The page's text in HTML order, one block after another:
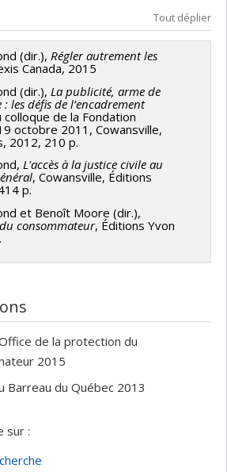
,Sophie Morin,Maryse Potvin,
Fabien Gélinas Pierre Issalys
Colette Brin,Christine Morin
Van Praagh,Daniel Jutras
Decio Coviello,Jean-François
Millerand ,Emmanuelle Bernheim
,Dominique Bernier
,Christiane Guay,Kheira Belhadj-
,Sébastien Grammond
, Sandrine Prom Tep
Azzaria
Brigitte Lefebvre,
,Catherine Piché,Martine Valois,
Marion Vacheret,Chloé Leclerc
Sallée,Pierre Claude Lafond
Cachecho,Marianne Quirouette
Bastien Quirion,Fabien Gélinas
, Daniel Jutras ,Angela Campbell
François Roberge
Guay,Kheira Belhadj-Ziane,
Grammond
Khoury,Pierre Issalys,
,Christine Morin,Catherine
Belleau
Mélanie Samson,Cyndy Wylde
Jean-Bouchard
:CRSH/Conseil de recherches
(SOQUIJ) , AMF/Autorité des
:
Tout déplier
(dir.), Régler autrement les
Canada, 2015
(dir.), La publicité, arme de
les défis de l’encadrement
de la Fondation
octobre 2011, Cowansville,
2012, 210 p.
L'accès à la justice civile au
, Cowansville, Éditions
p.
et Benoît Moore (dir.),
consommateur, Éditions Yvon
de la protection du
2015
Barreau du Québec 2013
sur :